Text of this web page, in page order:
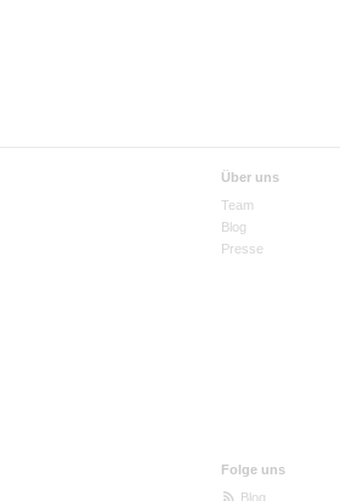
Über uns
Team
Blog
Presse
Folge uns
Blog